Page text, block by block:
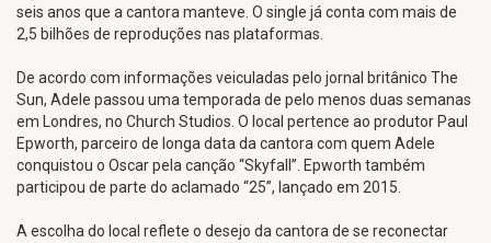
seis anos que a cantora manteve. O single já conta com mais de
2,5 bilhões de reproduções nas plataformas.
De acordo com informações veiculadas pelo jornal britânico The
Sun, Adele passou uma temporada de pelo menos duas semanas
em Londres, no Church Studios. O local pertence ao produtor Paul
Epworth, parceiro de longa data da cantora com quem Adele
conquistou o Oscar pela canção “Skyfall”. Epworth também
participou de parte do aclamado “25”, lançado em 2015.
A escolha do local reflete o desejo da cantora de se reconectar